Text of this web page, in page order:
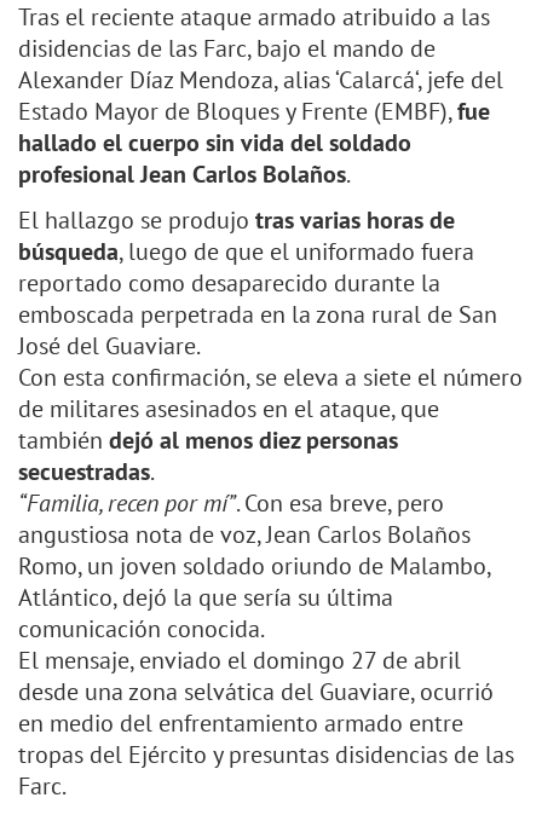
Tras el reciente ataque armado atribuido a las
disidencias de las Farc, bajo el mando de
Alexander Díaz Mendoza, alias ‘Calarcá‘, jefe del
Estado Mayor de Bloques y Frente (EMBF),fue
hallado el cuerpo sin vida del soldado
profesional Jean Carlos Bolaños.
El hallazgo se produjo tras varias horas de
búsqueda, luego de que el uniformado fuera
reportado como desaparecido durante la
emboscada perpetrada en la zona rural de San
José del Guaviare.
Con esta confirmación, se eleva a siete el número
de militares asesinados en el ataque, que
también dejó al menos diez personas
secuestradas.
“Familia, recen por mí”. Con esa breve, pero
angustiosa nota de voz, Jean Carlos Bolaños
Romo, un joven soldado oriundo de Malambo,
Atlántico, dejó la que sería su última
comunicación conocida.
El mensaje, enviado el domingo 27 de abril
desde una zona selvática del Guaviare, ocurrió
en medio del enfrentamiento armado entre
tropas del Ejército y presuntas disidencias de las
Farc.